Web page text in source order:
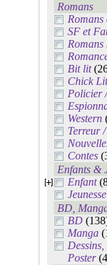
Romans
Romans
SF et
Romans
Bit lit
Chick
Policier
Western
Terreur
Contes
Enfants &
Enfant
BD,
BD
Manga
Dessins,
Poster